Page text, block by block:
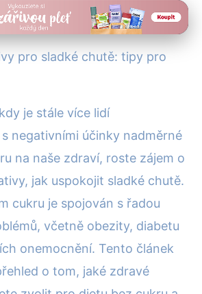
náhrady
ve Stravě:
pro sladké chutě: tipy pro
je stále více lidí
negativními účinky nadměrné
na naše zdraví, roste zájem o
jak uspokojit sladké chutě.
cukru je spojován s řadou
včetně obezity, diabetu
onemocnění. Tento článek
o tom, jaké zdravé